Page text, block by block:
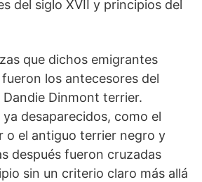
del siglo XVII y principios del
que dichos emigrantes
los antecesores del
Dinmont terrier.
desaparecidos, como el
o el antiguo terrier negro y
después fueron cruzadas
sin un criterio claro más allá